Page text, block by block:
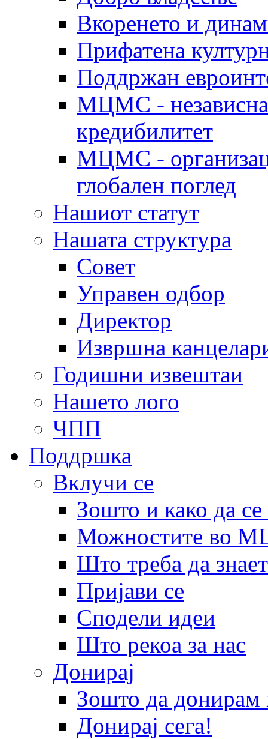
Вкоренето и
Прифатена
Поддржан
МЦМС - независна
кредибилитет
МЦМС -
глобален поглед
Нашиот статут
Нашата структура
Совет
Управен одбор
Директор
Извршна
Годишни извештаи
Нашето лого
ЧПП
Поддршка
Вклучи се
Зошто и како да
Можностите во
Што треба да
Пријави се
Сподели идеи
Што рекоа за нас
Донирај
Зошто да
Донирај сега!